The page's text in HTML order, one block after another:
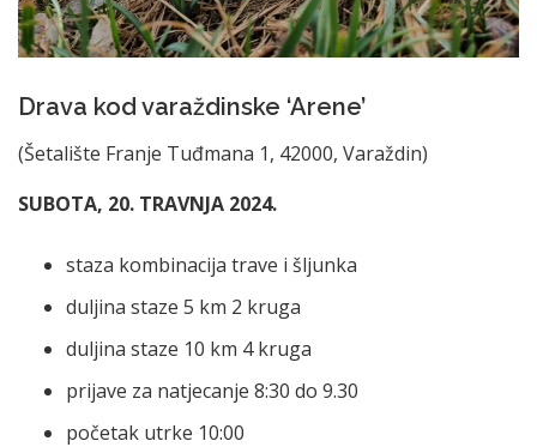
Drava kod varaždinske ‘Arene’
(Šetalište Franje Tuđmana 1, 42000, Varaždin)
SUBOTA, 20. TRAVNJA 2024.
staza kombinacija trave i šljunka
duljina staze 5 km 2 kruga
duljina staze 10 km 4 kruga
prijave za natjecanje 8:30 do 9.30
početak utrke 10:00